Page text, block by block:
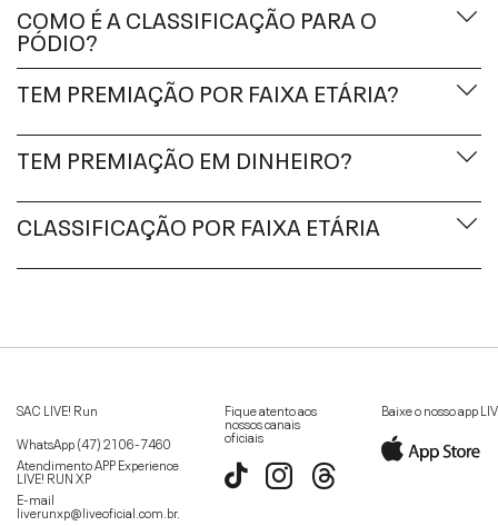
COMO É A CLASSIFICAÇÃO PARA O
PÓDIO?
TEM PREMIAÇÃO POR FAIXA ETÁRIA?
TEM PREMIAÇÃO EM DINHEIRO?
CLASSIFICAÇÃO POR FAIXA ETÁRIA
SAC LIVE! Run
WhatsApp(47) 2106-7460
Atendimento APP Experience
LIVE! RUN XP
E-mail
liverunxp@liveoficial.com.br.
Fique atento aos
nossos canais
oficiais
Baixe o nosso app